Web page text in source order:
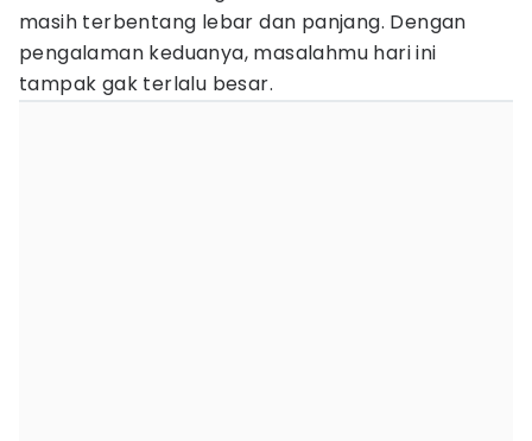
masih terbentang lebar dan panjang. Dengan
pengalaman keduanya, masalahmu hari ini
tampak gak terlalu besar.